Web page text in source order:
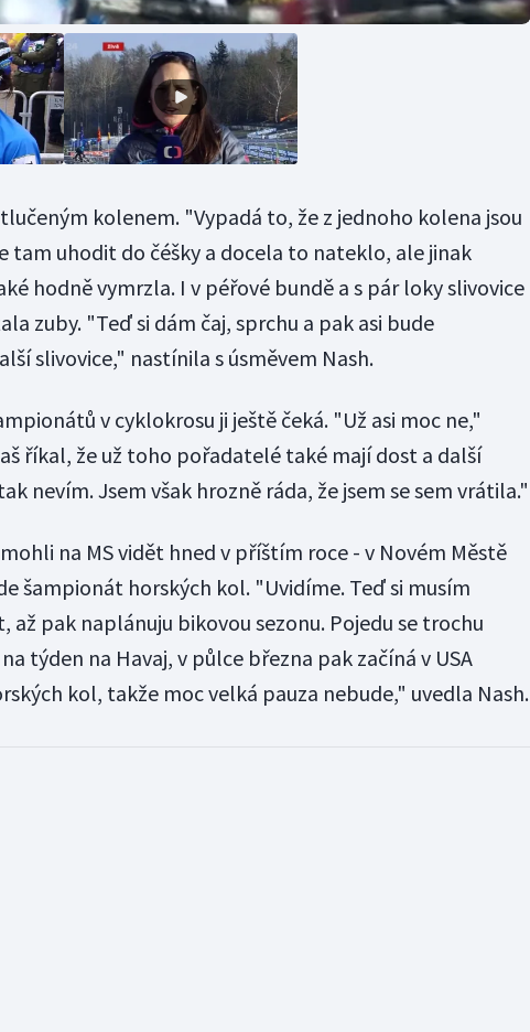
kolenem. "Vypadá to, že z jednoho kolena jsou
tam uhodit do čéšky a docela to nateklo, ale jinak
hodně vymrzla. I v péřové bundě a s pár loky slivovice
zuby. "Teď si dám čaj, sprchu a pak asi bude
slivovice," nastínila s úsměvem Nash.
v cyklokrosu ji ještě čeká. "Už asi moc ne,"
říkal, že už toho pořadatelé také mají dost a další
nevím. Jsem však hrozně ráda, že jsem se sem vrátila."
mohli na MS vidět hned v příštím roce - v Novém Městě
šampionát horských kol. "Uvidíme. Teď si musím
až pak naplánuju bikovou sezonu. Pojedu se trochu
týden na Havaj, v půlce března pak začíná v USA
kol, takže moc velká pauza nebude," uvedla Nash.